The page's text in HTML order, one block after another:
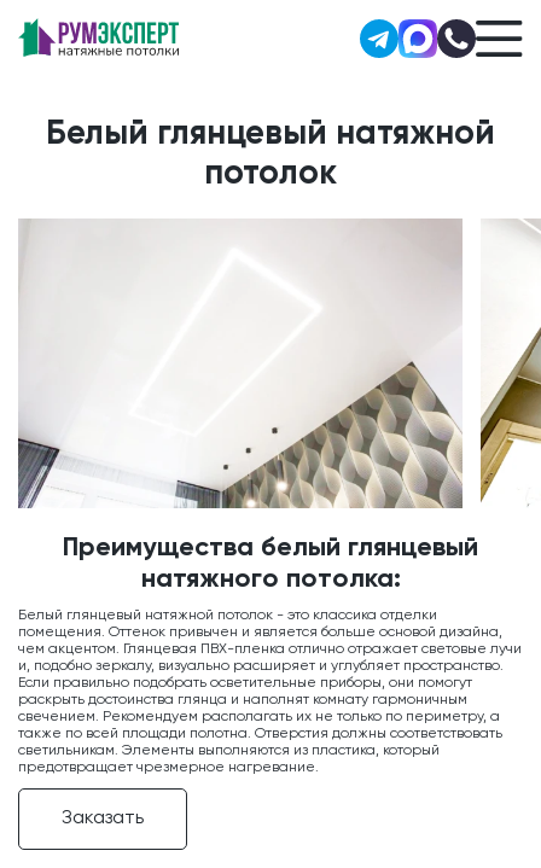
Белый глянцевый натяжной
потолок
Преимущества белый глянцевый
натяжного потолка:
Белый глянцевый натяжной потолок - это классика отделки
помещения. Оттенок привычен и является больше основой дизайна,
чем акцентом. Глянцевая ПВХ-пленка отлично отражает световые лучи
и, подобно зеркалу, визуально расширяет и углубляет пространство.
Если правильно подобрать осветительные приборы, они помогут
раскрыть достоинства глянца и наполнят комнату гармоничным
свечением. Рекомендуем располагать их не только по периметру, а
также по всей площади полотна. Отверстия должны соответствовать
светильникам. Элементы выполняются из пластика, который
предотвращает чрезмерное нагревание.
Заказать